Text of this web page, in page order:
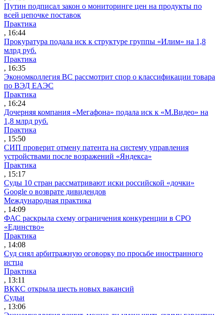
Путин подписал закон о мониторинге цен на продукты по
всей цепочке поставок
Практика
, 16:44
Прокуратура подала иск к структуре группы «Илим» на 1,8
млрд руб.
Практика
, 16:35
Экономколлегия ВС рассмотрит спор о классификации товара
по ВЭД ЕАЭС
Практика
, 16:24
Дочерняя компания «Мегафона» подала иск к «М.Видео» на
1,8 млрд руб.
Практика
, 15:50
СИП проверит отмену патента на систему управления
устройствами после возражений «Яндекса»
Практика
, 15:17
Суды 10 стран рассматривают иски российской «дочки»
Google о возврате дивидендов
Международная практика
, 14:09
ФАС раскрыла схему ограничения конкуренции в СРО
«Единство»
Практика
, 14:08
Суд снял арбитражную оговорку по просьбе иностранного
истца
Практика
, 13:11
ВККС открыла шесть новых вакансий
Судьи
, 13:06